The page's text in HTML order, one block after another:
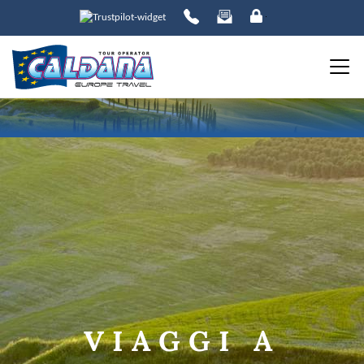
VIAGGI A
ORDINA PER:
da
DESTINAZIONE
DATE